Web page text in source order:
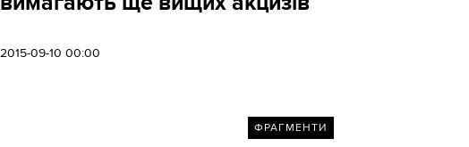
2015-09-10 00:00
ФРАГМЕНТИ